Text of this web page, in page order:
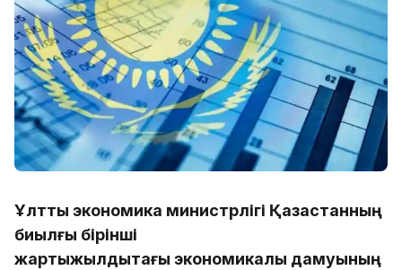
Ұлттық экономика министрлігі Қазақстанның
биылғы бірінші
жартыжылдықтағы экономикалық дамуының